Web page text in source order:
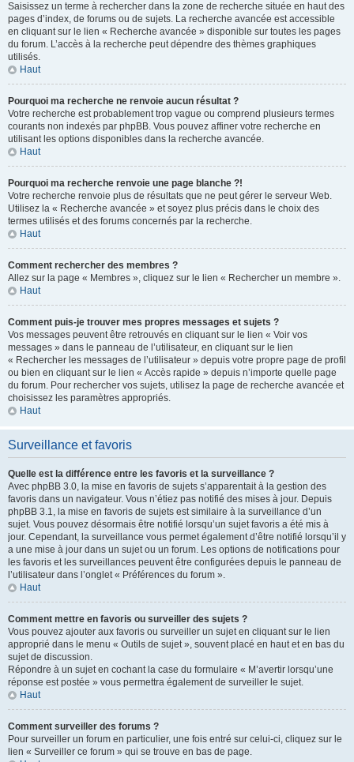
Saisissez un terme à rechercher dans la zone de recherche située en haut des
pages d’index, de forums ou de sujets. La recherche avancée est accessible
en cliquant sur le lien « Recherche avancée » disponible sur toutes les pages
du forum. L’accès à la recherche peut dépendre des thèmes graphiques
utilisés.
Haut
Pourquoi ma recherche ne renvoie aucun résultat ?
Votre recherche est probablement trop vague ou comprend plusieurs termes
courants non indexés par phpBB. Vous pouvez affiner votre recherche en
utilisant les options disponibles dans la recherche avancée.
Haut
Pourquoi ma recherche renvoie une page blanche ?!
Votre recherche renvoie plus de résultats que ne peut gérer le serveur Web.
Utilisez la « Recherche avancée » et soyez plus précis dans le choix des
termes utilisés et des forums concernés par la recherche.
Haut
Comment rechercher des membres ?
Allez sur la page « Membres », cliquez sur le lien « Rechercher un membre ».
Haut
Comment puis-je trouver mes propres messages et sujets ?
Vos messages peuvent être retrouvés en cliquant sur le lien « Voir vos
messages » dans le panneau de l’utilisateur, en cliquant sur le lien
« Rechercher les messages de l’utilisateur » depuis votre propre page de profil
ou bien en cliquant sur le lien « Accès rapide » depuis n’importe quelle page
du forum. Pour rechercher vos sujets, utilisez la page de recherche avancée et
choisissez les paramètres appropriés.
Haut
Surveillance et favoris
Quelle est la différence entre les favoris et la surveillance ?
Avec phpBB 3.0, la mise en favoris de sujets s’apparentait à la gestion des
favoris dans un navigateur. Vous n’étiez pas notifié des mises à jour. Depuis
phpBB 3.1, la mise en favoris de sujets est similaire à la surveillance d’un
sujet. Vous pouvez désormais être notifié lorsqu’un sujet favoris a été mis à
jour. Cependant, la surveillance vous permet également d’être notifié lorsqu’il y
a une mise à jour dans un sujet ou un forum. Les options de notifications pour
les favoris et les surveillances peuvent être configurées depuis le panneau de
l’utilisateur dans l’onglet « Préférences du forum ».
Haut
Comment mettre en favoris ou surveiller des sujets ?
Vous pouvez ajouter aux favoris ou surveiller un sujet en cliquant sur le lien
approprié dans le menu « Outils de sujet », souvent placé en haut et en bas du
sujet de discussion.
Répondre à un sujet en cochant la case du formulaire « M’avertir lorsqu’une
réponse est postée » vous permettra également de surveiller le sujet.
Haut
Comment surveiller des forums ?
Pour surveiller un forum en particulier, une fois entré sur celui-ci, cliquez sur le
lien « Surveiller ce forum » qui se trouve en bas de page.